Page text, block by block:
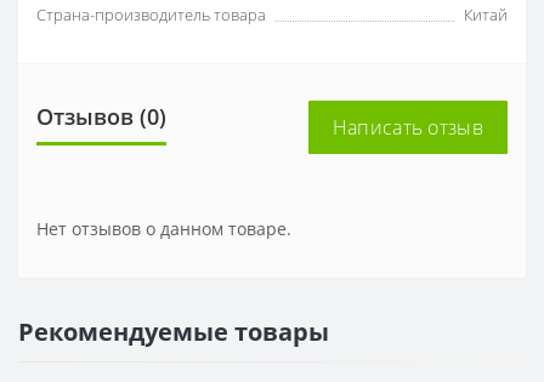
Страна-производитель товара
Китай
Отзывов (0) Написать отзыв
Нет отзывов о данном товаре.
Рекомендуемые товары